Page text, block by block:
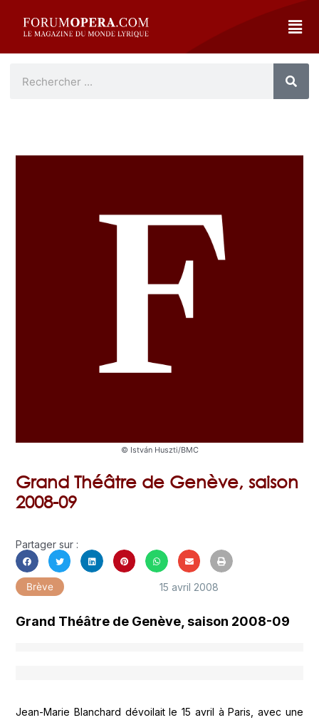
© István Huszti/BMC
Grand Théâtre de Genève, saison
2008-09
Partager sur :
Brève 15 avril 2008
Grand Théâtre de Genève, saison 2008-09
Jean-Marie Blanchard dévoilait le 15 avril à Paris, avec une